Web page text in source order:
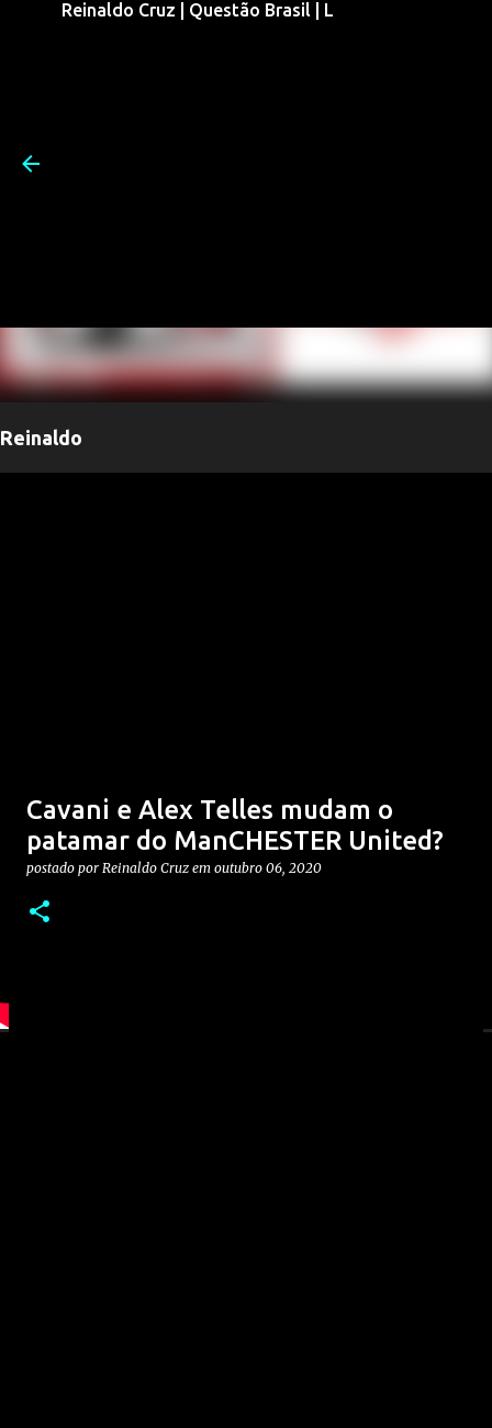
Reinaldo Cruz | Questão Brasil | L
Reinaldo
Cavani e Alex Telles mudam o
patamar do ManCHESTER United?
postado por Reinaldo Cruz em outubro 06, 2020